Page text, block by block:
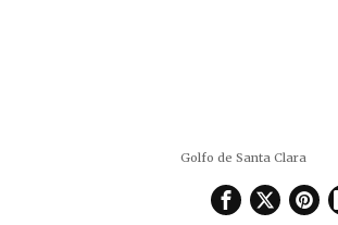
Golfo de Santa Clara